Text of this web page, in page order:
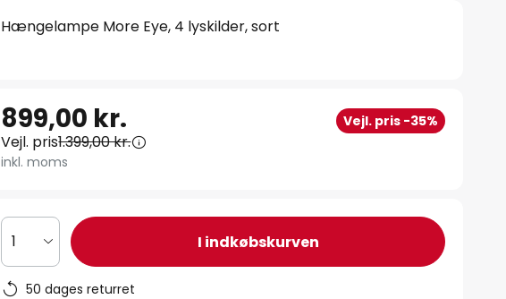
Hængelampe More Eye, 4 lyskilder, sort
899,00 kr. Vejl. pris -35%
Vejl. pris1.399,00 kr.
inkl. moms
1 I indkøbskurven
50 dages returret